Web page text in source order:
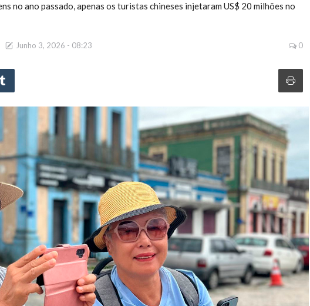
no ano passado, apenas os turistas chineses injetaram US$ 20 milhões no
Junho 3, 2026 - 08:23 0